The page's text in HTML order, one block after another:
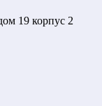
19 корпус 2